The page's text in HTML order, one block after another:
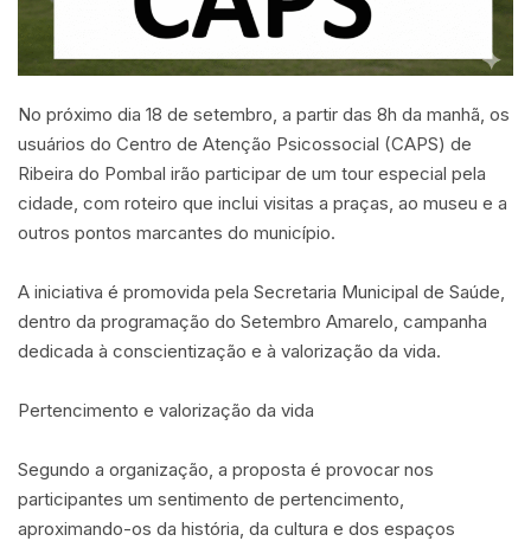
No próximo dia 18 de setembro, a partir das 8h da manhã, os
usuários do Centro de Atenção Psicossocial (CAPS) de
Ribeira do Pombal irão participar de um tour especial pela
cidade, com roteiro que inclui visitas a praças, ao museu e a
outros pontos marcantes do município.
A iniciativa é promovida pela Secretaria Municipal de Saúde,
dentro da programação do Setembro Amarelo, campanha
dedicada à conscientização e à valorização da vida.
Pertencimento e valorização da vida
Segundo a organização, a proposta é provocar nos
participantes um sentimento de pertencimento,
aproximando-os da história, da cultura e dos espaços